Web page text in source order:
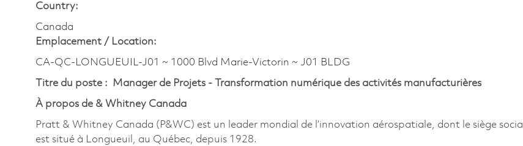
Country:
Canada
Emplacement / Location:
CA-QC-LONGUEUIL-J01 ~ 1000 Blvd Marie-Victorin ~ J01 BLDG
Titre du poste : Manager de Projets - Transformation numérique des activités manufacturières
À propos de & Whitney Canada
Pratt & Whitney Canada (P&WC) est un leader mondial de l’innovation aérospatiale, dont le siège social
est situé à Longueuil, au Québec, depuis 1928.